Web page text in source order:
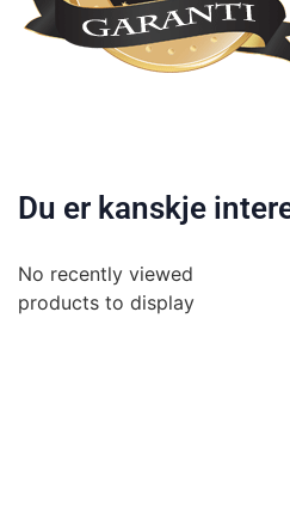
Du er kanskje
No recently viewed
products to display